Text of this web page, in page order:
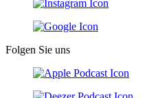
Folgen Sie uns